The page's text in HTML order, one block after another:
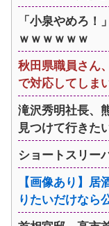
「小泉やめろ
ｗｗｗｗｗｗ
秋田県職員さん
で対応してしま
滝沢秀明社長、
見つけて行きた
ショートスリー
【画像あり】居
りたいだけなら